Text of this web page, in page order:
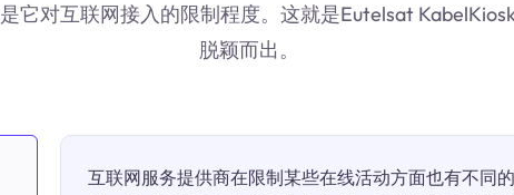
它对互联网接入的限制程度。这就是Eutelsat
脱颖而出。
互联网服务提供商在限制某些在线活动方面也有不同